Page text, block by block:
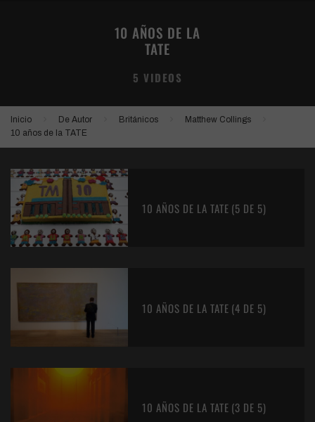
10 AÑOS DE LA
TATE
5 VIDEOS
Inicio De Autor Británicos
Matthew Collings
10 años de la TATE
10 AÑOS DE LA TATE (5 DE 5)
10 AÑOS DE LA TATE (4 DE 5)
10 AÑOS DE LA TATE (3 DE 5)